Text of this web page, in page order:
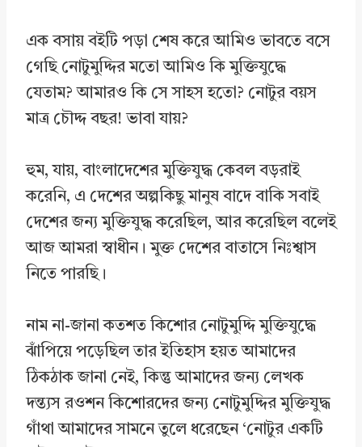
এক বসায় বইটি পড়া শেষ করে আমিও ভাবতে বসে
গেছি নোটুমুদ্দির মতো আমিও কি মুক্তিযুদ্ধে
যেতাম? আমারও কি সে সাহস হতো? নোটুর বয়স
মাত্র চৌদ্দ বছর! ভাবা যায়?
হুম, যায়, বাংলাদেশের মুক্তিযুদ্ধ কেবল বড়রাই
করেনি, এ দেশের অল্পকিছু মানুষ বাদে বাকি সবাই
দেশের জন্য মুক্তিযুদ্ধ করেছিল, আর করেছিল বলেই
আজ আমরা স্বাধীন। মুক্ত দেশের বাতাসে নিঃশ্বাস
নিতে পারছি।
নাম না-জানা কতশত কিশোর নোটুমুদ্দি মুক্তিযুদ্ধে
ঝাঁপিয়ে পড়েছিল তার ইতিহাস হয়ত আমাদের
ঠিকঠাক জানা নেই, কিন্তু আমাদের জন্য লেখক
দন্ত্যস রওশন কিশোরদের জন্য নোটুমুদ্দির মুক্তিযুদ্ধ
গাঁথা আমাদের সামনে তুলে ধরেছেন ‘নোটুর একটি